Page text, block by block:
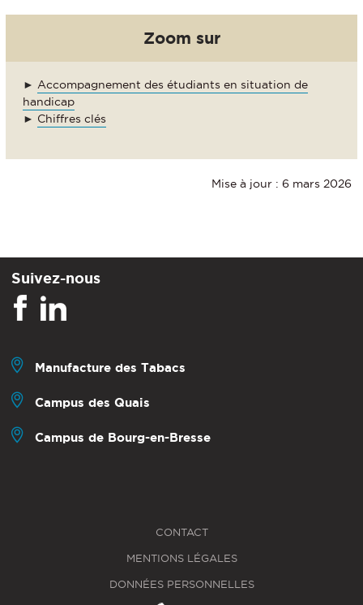
Zoom sur
► Accompagnement des étudiants en situation de
handicap
► Chiffres clés
Mise à jour : 6 mars 2026
Suivez-nous
Manufacture des Tabacs
Campus des Quais
Campus de Bourg-en-Bresse
CONTACT
MENTIONS LÉGALES
DONNÉES PERSONNELLES